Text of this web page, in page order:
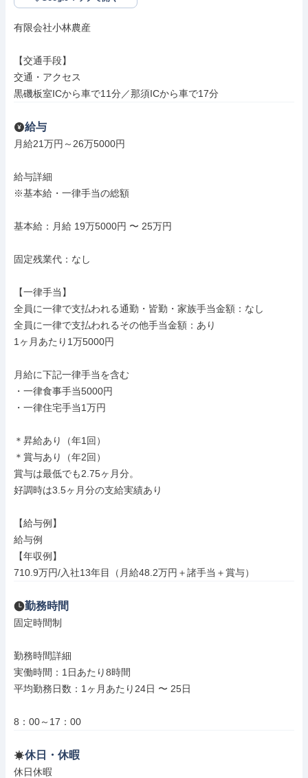
有限会社小林農産
【交通手段】
交通・アクセス
黒磯板室ICから車で11分／那須ICから車で17分
給与
月給21万円～26万5000円
給与詳細
※基本給・一律手当の総額
基本給：月給 19万5000円 〜 25万円
固定残業代：なし
【一律手当】
全員に一律で支払われる通勤・皆勤・家族手当金額：なし
全員に一律で支払われるその他手当金額：あり
1ヶ月あたり1万5000円
月給に下記一律手当を含む
・一律食事手当5000円
・一律住宅手当1万円
＊昇給あり（年1回）
＊賞与あり（年2回）
賞与は最低でも2.75ヶ月分。
好調時は3.5ヶ月分の支給実績あり
【給与例】
給与例
【年収例】
710.9万円/入社13年目（月給48.2万円＋諸手当＋賞与）
勤務時間
固定時間制
勤務時間詳細
実働時間：1日あたり8時間
平均勤務日数：1ヶ月あたり24日 〜 25日
8：00～17：00
休日・休暇
休日休暇